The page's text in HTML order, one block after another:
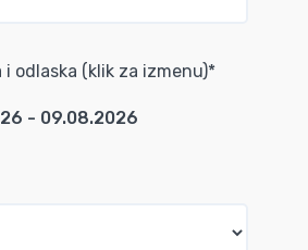
i odlaska (klik za izmenu)*